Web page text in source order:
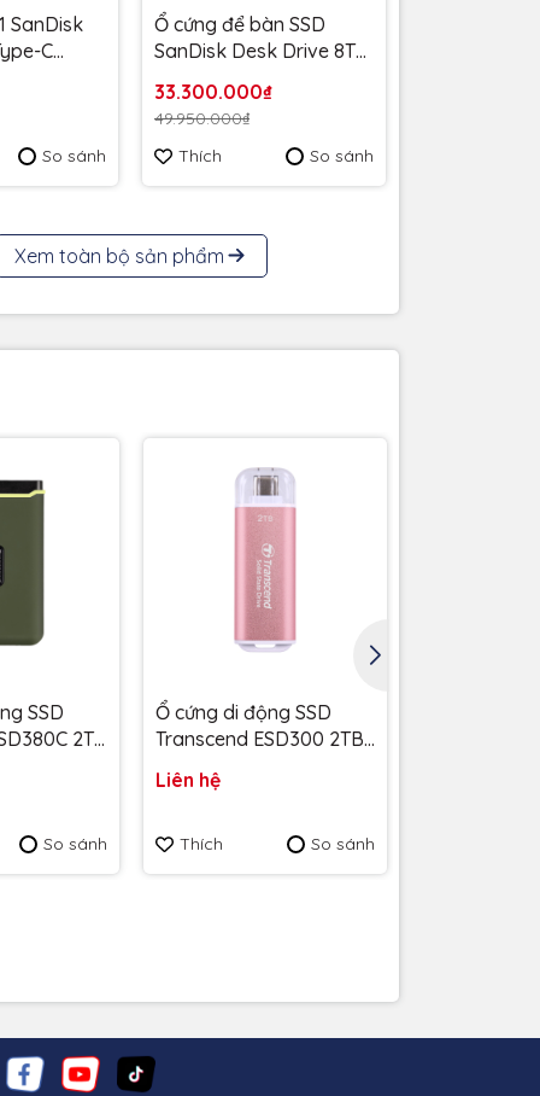
SanDisk
C
G46 -
So sánh
Ổ cứng để bàn SSD
SanDisk Desk Drive 8TB
1000MB/s SDSSDT40C-
8T00-A25 - Bảo Hành 3
năm
33.300.000₫
49.950.000₫
Thích
So sánh
Xem toàn bộ sản phẩm
SSD
2TB
- Bảo
So sánh
Ổ cứng di động SSD
Transcend ESD300 2TB
TS2TESD300P - Bảo
Liên hệ
Thích So sánh